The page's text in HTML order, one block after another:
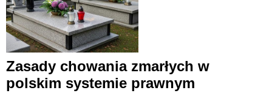
Zasady chowania zmarłych w
polskim systemie prawnym